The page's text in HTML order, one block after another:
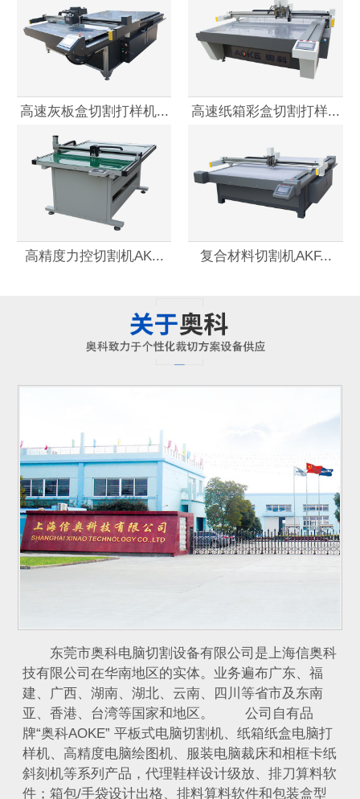
高速灰板盒切割打样机... 高速纸箱彩盒切割打样...
高精度力控切割机AK... 复合材料切割机AKF...
东莞市奥科电脑切割设备有限公司是上海信奥科
技有限公司在华南地区的实体。业务遍布广东、福
建、广西、湖南、湖北、云南、四川等省市及东南
亚、香港、台湾等国家和地区。 公司自有品
牌“奥科AOKE” 平板式电脑切割机、纸箱纸盒电脑打
样机、高精度电脑绘图机、服装电脑裁床和相框卡纸
斜刻机等系列产品，代理鞋样设计级放、排刀算料软
件；箱包/手袋设计出格、排料算料软件和包装盒型